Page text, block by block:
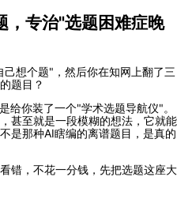
，专治"选题困难症晚
想个题"，然后你在知网上翻了三
题目？
给你装了一个"学术选题导航仪"。
甚至就是一段模糊的想法，它就能
是那种AI瞎编的离谱题目，是真的
错，不花一分钱，先把选题这座大